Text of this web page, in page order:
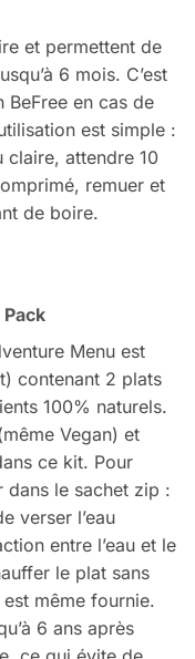
et permettent de
6 mois. C’est
en cas de
est simple :
claire, attendre 10
remuer et
de boire.
Menu est
contenant 2 plats
100% naturels.
Vegan) et
ce kit. Pour
dans le sachet zip :
verser l’eau
entre l’eau et le
le plat sans
même fournie.
6 ans après